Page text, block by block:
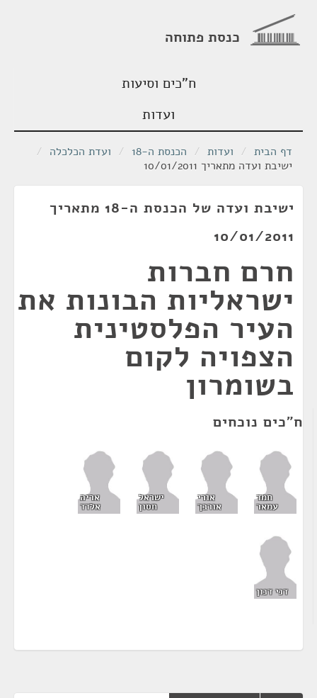
כנסת פתוחה
ח"כים וסיעות
ועדות
דף הבית / ועדות / הכנסת ה-18 / ועדת הכלכלה /
ישיבת ועדה מתאריך 10/01/2011
ישיבת ועדה של הכנסת ה-18 מתאריך
10/01/2011
חרם חברות
ישראליות הבונות את
העיר הפלסטינית
הצפויה לקום
בשומרון
ח"כים נוכחים
חמד
עמאר
אורי
אורבך
ישראל
חסון
אריה
אלדד
דני דנון